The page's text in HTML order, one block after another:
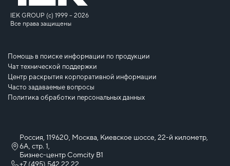
IEK GROUP (c) 1999 – 2026
Все права защищены
Помощь в поиске информации по продукции
Чат технической поддержки
Центр раскрытия корпоративной информации
Часто задаваемые вопросы
Политика обработки персональных данных
Россия, 119620, Москва, Киевское шоссе, 22-й километр,
6А, стр. 1,
Бизнес-центр Comcity B1
+7 (495) 542 22 22